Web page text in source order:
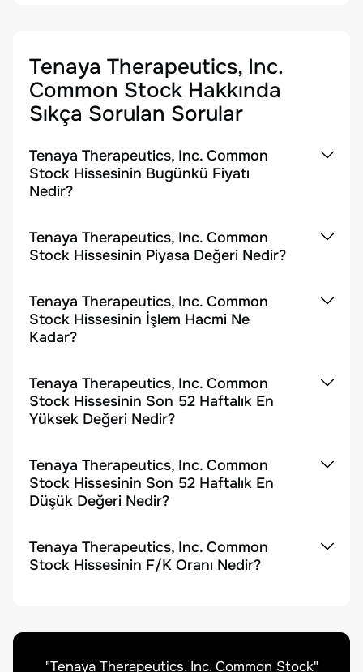
Tenaya Therapeutics, Inc.
Common Stock Hakkında
Sıkça Sorulan Sorular
Tenaya Therapeutics, Inc. Common
Stock Hissesinin Bugünkü Fiyatı
Nedir?
Tenaya Therapeutics, Inc. Common
Stock Hissesinin Piyasa Değeri Nedir?
Tenaya Therapeutics, Inc. Common
Stock Hissesinin İşlem Hacmi Ne
Kadar?
Tenaya Therapeutics, Inc. Common
Stock Hissesinin Son 52 Haftalık En
Yüksek Değeri Nedir?
Tenaya Therapeutics, Inc. Common
Stock Hissesinin Son 52 Haftalık En
Düşük Değeri Nedir?
Tenaya Therapeutics, Inc. Common
Stock Hissesinin F/K Oranı Nedir?
"Tenaya Therapeutics, Inc. Common Stock"